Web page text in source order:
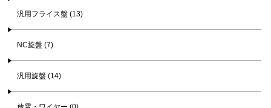
汎用フライス盤 (13)
NC旋盤 (7)
汎用旋盤 (14)